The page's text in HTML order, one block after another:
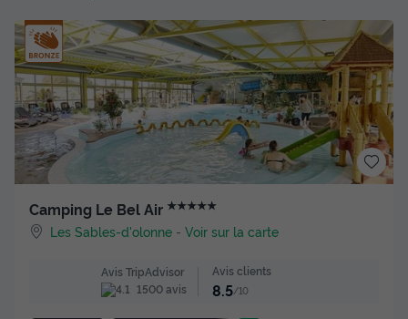
Camping Le Bel Air ★★★★★
Les Sables-d'olonne -Voir sur la carte
Avis TripAdvisor
1500 avis
Avis clients
8.5/10